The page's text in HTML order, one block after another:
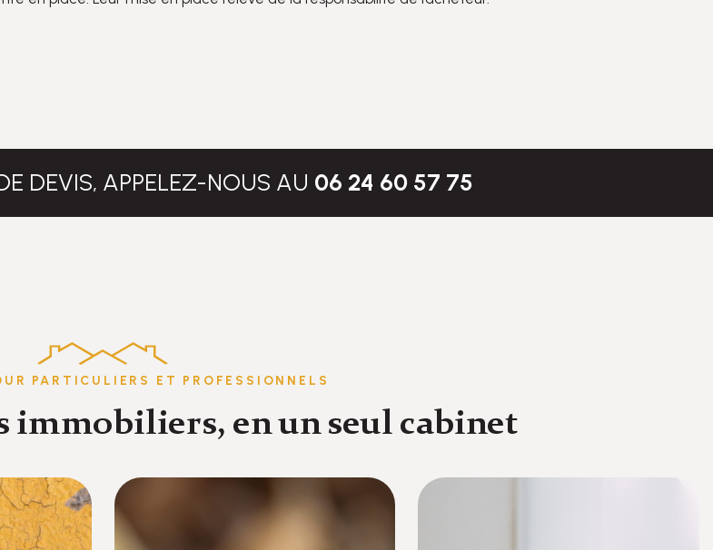
DEVIS, APPELEZ-NOUS AU 06 24 60 57 75
PARTICULIERS ET PROFESSIONNELS
immobiliers, en un seul cabinet